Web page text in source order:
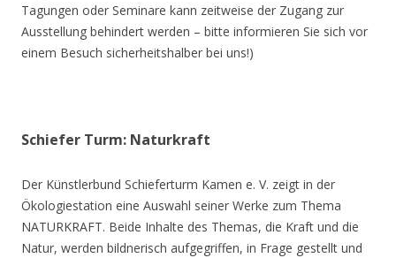
Tagungen oder Seminare kann zeitweise der Zugang zur
Ausstellung behindert werden – bitte informieren Sie sich vor
einem Besuch sicherheitshalber bei uns!)
Schiefer Turm: Naturkraft
Der Künstlerbund Schieferturm Kamen e. V. zeigt in der
Ökologiestation eine Auswahl seiner Werke zum Thema
NATURKRAFT. Beide Inhalte des Themas, die Kraft und die
Natur, werden bildnerisch aufgegriffen, in Frage gestellt und